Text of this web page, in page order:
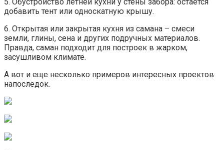
5. Обустройство летней кухни у стены забора: остается
добавить тент или односкатную крышу.
6. Открытая или закрытая кухня из самана – смеси
земли, глины, сена и других подручных материалов.
Правда, саман подходит для построек в жарком,
засушливом климате.
А вот и еще несколько примеров интересных проектов
напоследок.